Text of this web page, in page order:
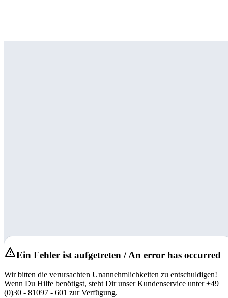
Ein Fehler ist aufgetreten / An error has occurred
Wir bitten die verursachten Unannehmlichkeiten zu entschuldigen!
Wenn Du Hilfe benötigst, steht Dir unser Kundenservice unter +49
(0)30 - 81097 - 601 zur Verfügung.